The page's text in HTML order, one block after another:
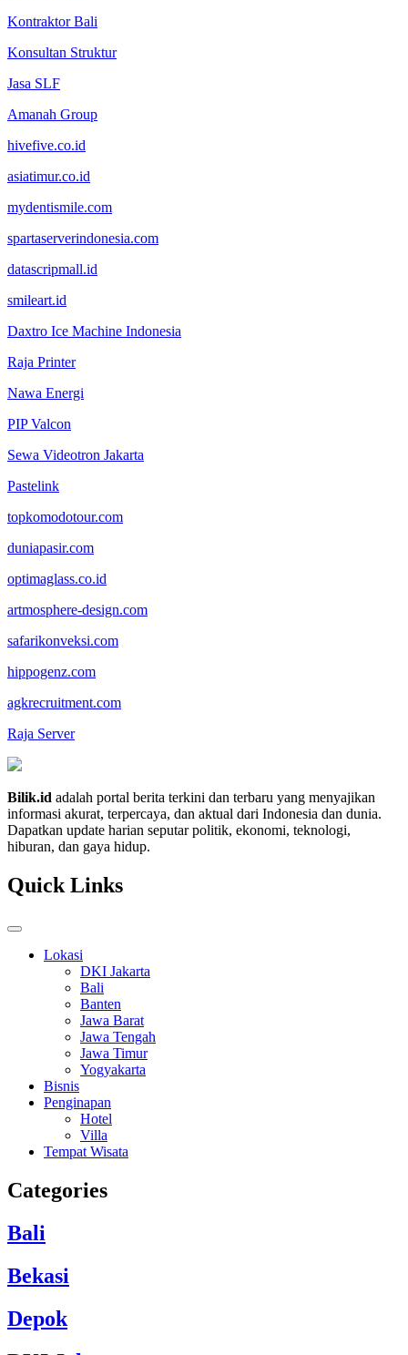
Kontraktor Bali
Konsultan Struktur
Jasa SLF
Amanah Group
hivefive.co.id
asiatimur.co.id
mydentismile.com
spartaserverindonesia.com
datascripmall.id
smileart.id
Daxtro Ice Machine Indonesia
Raja Printer
Nawa Energi
PIP Valcon
Sewa Videotron Jakarta
Pastelink
topkomodotour.com
duniapasir.com
optimaglass.co.id
artmosphere-design.com
safarikonveksi.com
hippogenz.com
agkrecruitment.com
Raja Server
Bilik.id adalah portal berita terkini dan terbaru yang menyajikan
informasi akurat, terpercaya, dan aktual dari Indonesia dan dunia.
Dapatkan update harian seputar politik, ekonomi, teknologi,
hiburan, dan gaya hidup.
Quick Links
Lokasi
DKI Jakarta
Bali
Banten
Jawa Barat
Jawa Tengah
Jawa Timur
Yogyakarta
Bisnis
Penginapan
Hotel
Villa
Tempat Wisata
Categories
Bali
Bekasi
Depok